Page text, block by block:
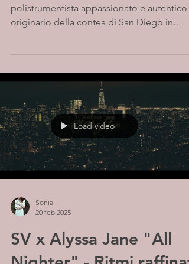
polistrumentista appassionato e autentico
originario della contea di San Diego in
Load video
Sonia
20 feb 2025
SV x Alyssa Jane "All